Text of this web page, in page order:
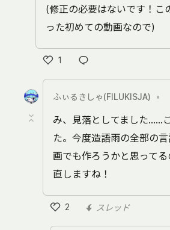
(修正の必要はないです！こ
った初めての動画なので)
1
い
ね
ふぃるきしゃ(FILUKISJA) •
み、見落としてました……
た。今度造語雨の全部の
画でも作ろうかと思って
直しますね！
2
い
スレッド